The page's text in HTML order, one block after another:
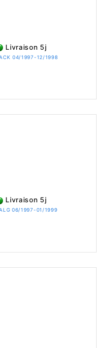
Livraison 5j
04/1997-12/1998
Livraison 5j
06/1997-01/1999